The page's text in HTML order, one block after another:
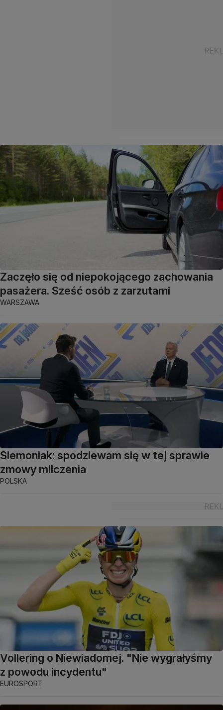
Zaczęło się od niepokojącego zachowania
pasażera. Sześć osób z zarzutami
WARSZAWA
Siemoniak: spodziewam się w tej sprawie
zmowy milczenia
POLSKA
Vollering o Niewiadomej. "Nie wygrałyśmy
z powodu incydentu"
EUROSPORT